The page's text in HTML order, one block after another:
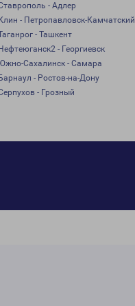
- Адлер
- Петропавловск-Камчатский
- Ташкент
- Георгиевск
Сахалинск - Самара
- Ростов-на-Дону
- Грозный